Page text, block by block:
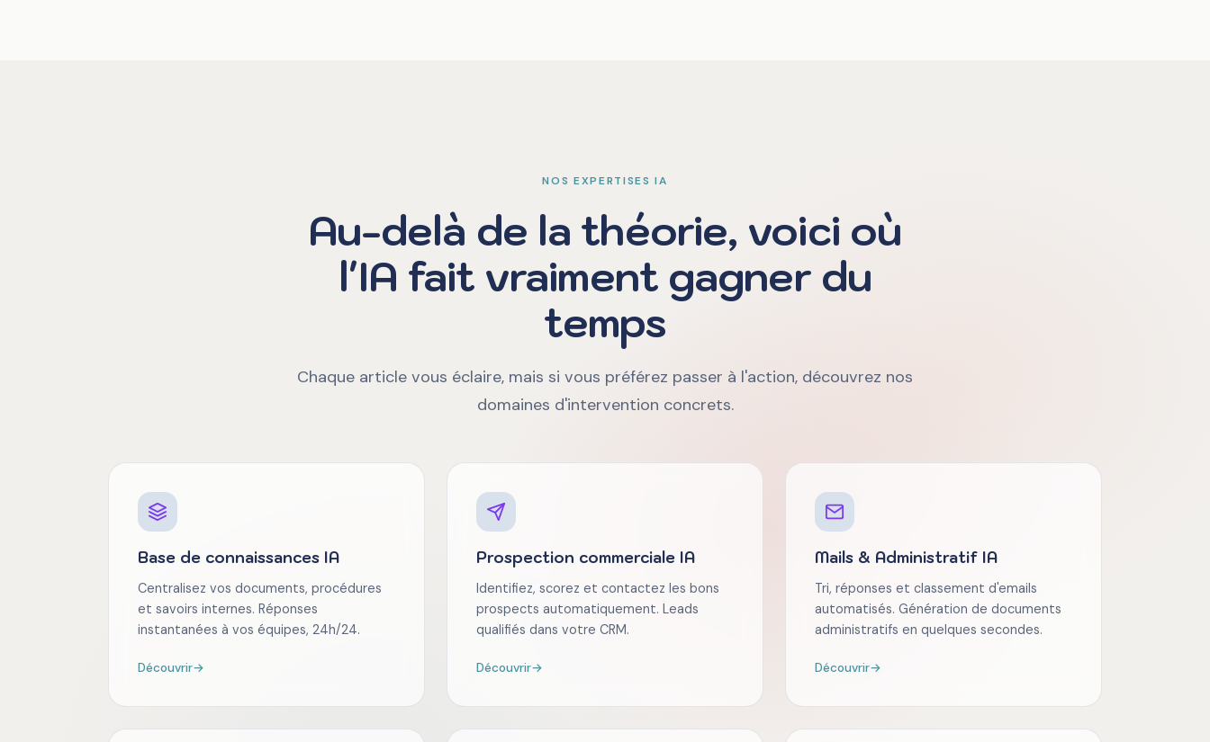
NOS EXPERTISES IA
Au-delà de la théorie, voici où
l'IA fait vraiment gagner du
temps
Chaque article vous éclaire, mais si vous préférez passer à l'action, découvrez nos
domaines d'intervention concrets.
Base de connaissances IA
Centralisez vos documents, procédures
et savoirs internes. Réponses
instantanées à vos équipes, 24h/24.
Découvrir→
Prospection commerciale IA
Identifiez, scorez et contactez les bons
prospects automatiquement. Leads
qualifiés dans votre CRM.
Découvrir→
Mails & Administratif IA
Tri, réponses et classement d'emails
automatisés. Génération de documents
administratifs en quelques secondes.
Découvrir→